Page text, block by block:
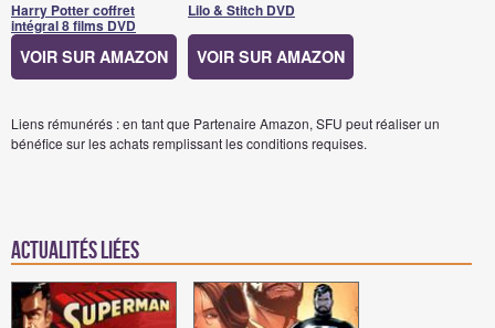
Harry Potter coffret
intégral 8 films DVD
VOIR SUR AMAZON
Lilo & Stitch DVD
VOIR SUR AMAZON
Liens rémunérés : en tant que Partenaire Amazon, SFU peut réaliser un
bénéfice sur les achats remplissant les conditions requises.
Actualités Liées